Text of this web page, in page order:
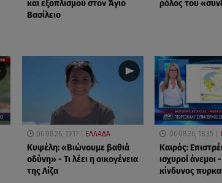
και εξοπλισμού στον Άγιο
Βασίλειο
ρόλος του
06.08.26, 19:17 ΕΛΛΑΔΑ
Κυψέλη: «Βιώνουμε βαθιά
οδύνη» - Τι λέει η οικογένεια
της Λίζα
06.08.26, 18:35
Καιρός:
ισχυροί άνεμοι
κίνδυνος